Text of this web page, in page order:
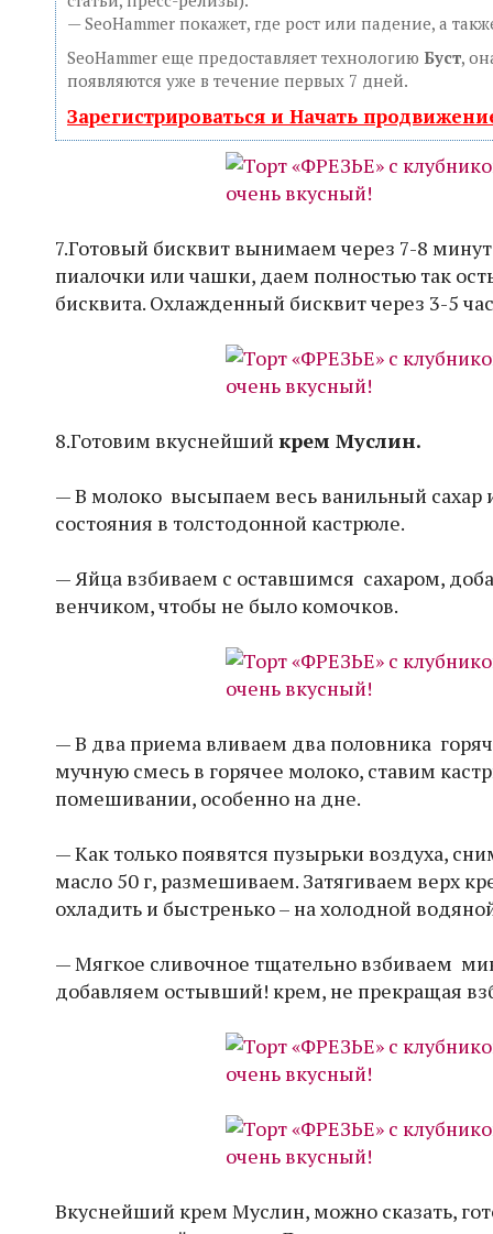
— SeoHammer покажет, где рост или падение, а
SeoHammer еще предоставляет технологию Буст,
появляются уже в течение первых 7 дней.
Зарегистрироваться и Начать
7.Готовый бисквит вынимаем через 7-8
пиалочки или чашки, даем полностью так
бисквита. Охлажденный бисквит через 3-5
8.Готовим вкуснейший крем Муслин.
— В молоко высыпаем весь ванильный сахар
состояния в толстодонной кастрюле.
— Яйца взбиваем с оставшимся сахаром,
венчиком, чтобы не было комочков.
— В два приема вливаем два половника
мучную смесь в горячее молоко, ставим
помешивании, особенно на дне.
— Как только появятся пузырьки воздуха,
масло 50 г, размешиваем. Затягиваем верх
охладить и быстренько – на холодной
— Мягкое сливочное тщательно взбиваем
добавляем остывший! крем, не прекращая
Вкуснейший крем Муслин, можно сказать,